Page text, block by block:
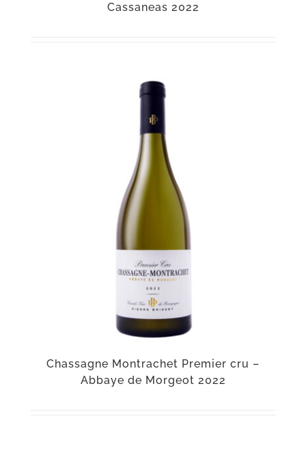
Cassaneas 2022
Chassagne Montrachet Premier cru –
Abbaye de Morgeot 2022